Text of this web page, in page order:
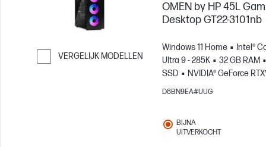
VERGELIJK MODELLEN
Ga verder naar vergelijken
OMEN by HP 45L
Desktop GT22-3101nb
Windows 11 Home
Intel®
Ultra 9 - 285K
32 GB RAM
SSD
NVIDIA® GeForce
(32 GB)
D8BN9EA#UUG
BIJNA
UITVERKOCHT